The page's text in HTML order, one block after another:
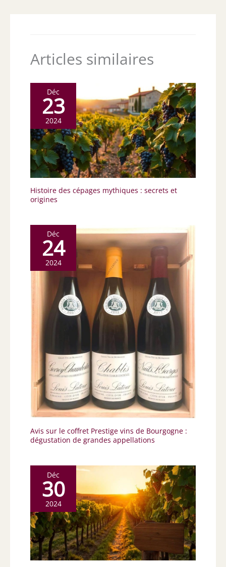
Articles similaires
Déc
23
2024
Histoire des cépages mythiques : secrets et
origines
Déc
24
2024
Avis sur le coffret Prestige vins de Bourgogne :
dégustation de grandes appellations
Déc
30
2024